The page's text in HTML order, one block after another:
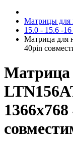
Матрицы для
15.0 - 15.6 -
Матрица для
40pin
Матрица